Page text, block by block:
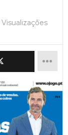
Visualizações